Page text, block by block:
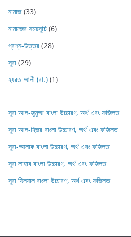
নামাজ(33)
নামাজের সময়সূচি (6)
প্রশ্ন-উত্তর (28)
সূরা (29)
হযরত আলী (রা.) (1)
সূরা আল-জুমুআ বাংলা উচ্চারণ, অর্থ এবং ফজিলত
সূরা আল-হিজর বাংলা উচ্চারণ, অর্থ এবং ফজিলত
সূরা-আলাক বাংলা উচ্চারণ, অর্থ এবং ফজিলত
সূরা লাহাব‌‌‌ বাংলা উচ্চারণ, অর্থ এবং ফজিলত
সূরা যিলযাল বাংলা উচ্চারণ, অর্থ এবং ফজিলত